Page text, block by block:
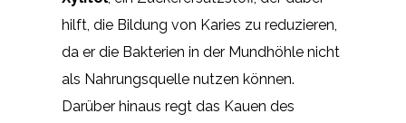
hilft, die Bildung von Karies zu reduzieren,
da er die Bakterien in der Mundhöhle nicht
als Nahrungsquelle nutzen können.
Darüber hinaus regt das Kauen des